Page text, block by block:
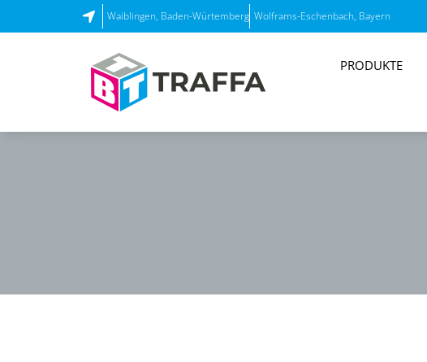
Waiblingen, Baden-Würtemberg Wolframs-Eschenbach, Bayern
PRODUKTE